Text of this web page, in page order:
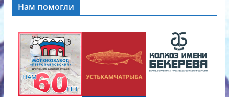
Нам помогли